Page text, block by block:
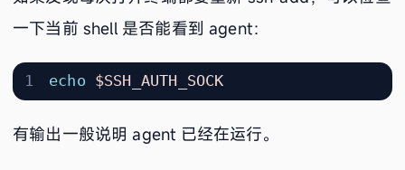
一下当前 shell 是否能看到 agent：
echo $SSH_AUTH_SOCK
有输出一般说明 agent 已经在运行。